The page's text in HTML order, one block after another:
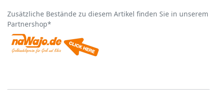
Zusätzliche Bestände zu diesem Artikel finden Sie in unserem
Partnershop*